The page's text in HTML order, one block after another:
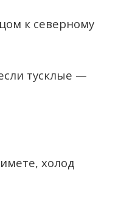
к северному
тусклые —
холод